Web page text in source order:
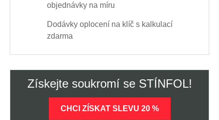
objednávky na míru
Dodávky oplocení na klíč s kalkulací
zdarma
Získejte soukromí se STÍNFOL!
CHCI ZÍSKAT SLEVU 20 %